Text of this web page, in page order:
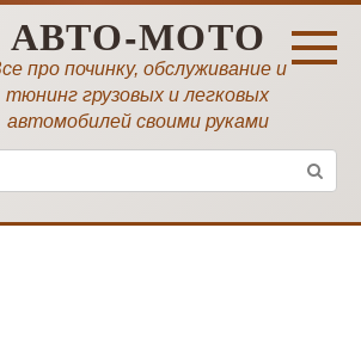
АВТО-МОТО
про починку, обслуживание и
тюнинг грузовых и легковых
автомобилей своими руками